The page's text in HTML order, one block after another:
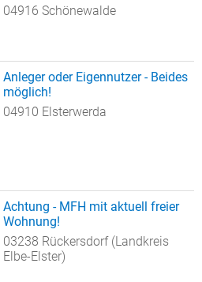
04916 Schönewalde
Anleger oder Eigennutzer - Beides
möglich!
04910 Elsterwerda
Achtung - MFH mit aktuell freier
Wohnung!
03238 Rückersdorf (Landkreis
Elbe-Elster)